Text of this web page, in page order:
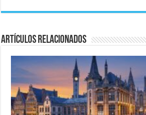
Artículos relacionados